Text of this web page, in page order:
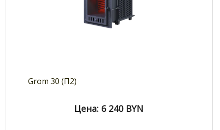
Grom 30 (П2)
Цена: 6 240 BYN